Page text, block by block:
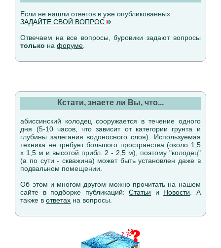
Если не нашли ответов в уже опубликованных:
ЗАДАЙТЕ СВОЙ ВОПРОС
Отвечаем на все вопросы, буровики задают вопросы
только нафоруме
Кстати, знаете ли Вы, что...
абиссинский колодец сооружается в течение одного
дня (5-10 часов, что зависит от категории грунта и
глубины залегания водоносного слоя). Используемая
техника не требует большого пространства (около 1,5
х 1,5 м и высотой прибл. 2 - 2,5 м), поэтому "колодец"
(а по сути - скважина) может быть установлен даже в
подвальном помещении.
Об этом и многом другом можно прочитать на нашем
сайте в подборке публикаций:Статьи и Новости . А
также вответах на вопросы.